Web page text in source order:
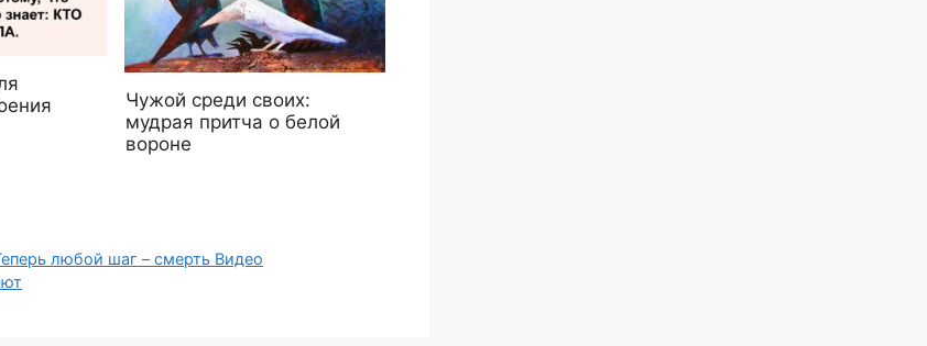
Чужой среди своих:
мудрая притча о белой
вороне
любой шаг – смерть Видео